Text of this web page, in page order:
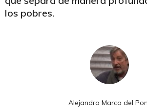
los pobres.
Alejandro Marco del